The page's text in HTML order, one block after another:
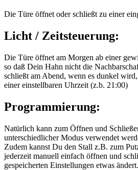
Die Türe öffnet oder schließt zu einer
Licht / Zeitsteuerung:
Die Türe öffnet am Morgen ab einer
so daß Dein Hahn nicht die
schließt am Abend, wenn es dunkel wird,
einer einstellbaren Uhrzeit (z.b. 21:00)
Programmierung:
Natürlich kann zum Öffnen und
unterschiedlicher Modus verwendet
Zudem kannst Du den Stall z.B. zum
jederzeit manuell einfach öffnen und
gespeicherten Einstellungen etwas ändert.